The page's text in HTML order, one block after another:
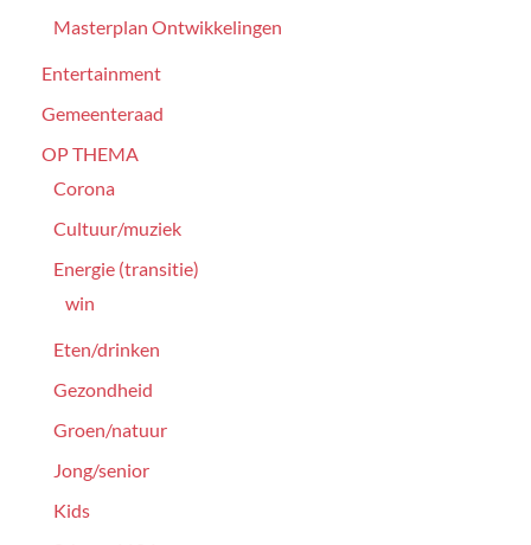
Masterplan Ontwikkelingen
Entertainment
Gemeenteraad
OP THEMA
Corona
Cultuur/muziek
Energie (transitie)
win
Eten/drinken
Gezondheid
Groen/natuur
Jong/senior
Kids